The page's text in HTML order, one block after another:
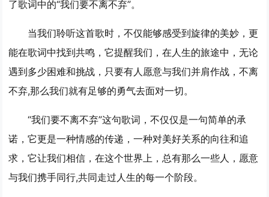
了歌词中的“我们要不离不弃”。
当我们聆听这首歌时，不仅能够感受到旋律的美妙，更
能在歌词中找到共鸣，它提醒我们，在人生的旅途中，无论
遇到多少困难和挑战，只要有人愿意与我们并肩作战，不离
不弃,那么我们就有足够的勇气去面对一切。
“我们要不离不弃”这句歌词，不仅仅是一句简单的承
诺，它更是一种情感的传递，一种对美好关系的向往和追
求，它让我们相信，在这个世界上，总有那么一些人，愿意
与我们携手同行,共同走过人生的每一个阶段。